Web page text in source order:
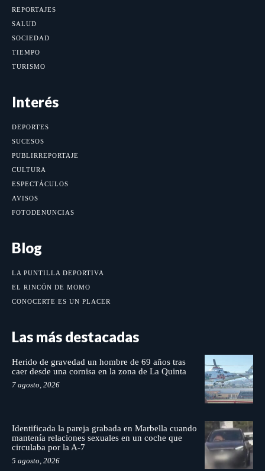
REPORTAJES
SALUD
SOCIEDAD
TIEMPO
TURISMO
Interés
DEPORTES
SUCESOS
PUBLIRREPORTAJE
CULTURA
ESPECTÁCULOS
AVISOS
FOTODENUNCIAS
Blog
LA PUNTILLA DEPORTIVA
EL RINCÓN DE MOMO
CONOCERTE ES UN PLACER
Las más destacadas
Herido de gravedad un hombre de 69 años tras
caer desde una cornisa en la zona de La Quinta
7 agosto, 2026
Identificada la pareja grabada en Marbella cuando
mantenía relaciones sexuales en un coche que
circulaba por la A-7
5 agosto, 2026